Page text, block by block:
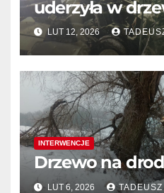
uderzyła w
LUT 12, 2026
INTERWENCJE
Drzewo na
LUT 6, 2026